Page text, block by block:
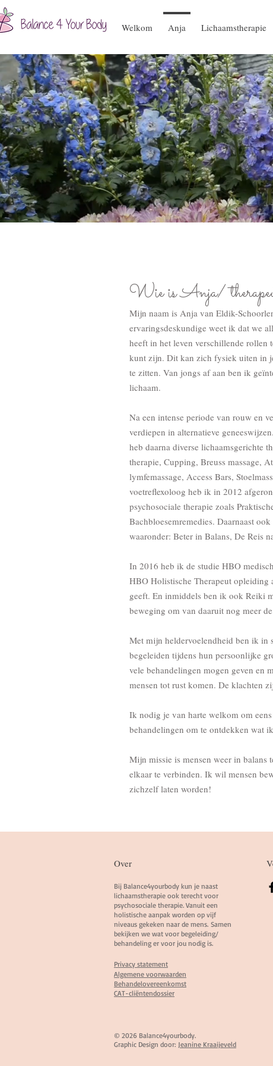
Welkom Anja Lichaamstherapie
Wie is Anja/
Mijn naam is Anja van Eldik-
ervaringsdeskundige weet ik dat we
heeft in het leven verschillende
kunt zijn. Dit kan zich fysiek uiten in
te zitten. Van jongs af aan ben ik
lichaam.
Na een intense periode van rouw en
verdiepen in alternatieve
heb daarna diverse lichaamsgerichte
therapie, Cupping, Breuss massage,
lymfemassage, Access Bars,
voetreflexoloog heb ik in 2012
psychosociale therapie zoals
Bachbloesemremedies. Daarnaast
waaronder: Beter in Balans, De Reis
In 2016 heb ik de studie HBO
HBO Holistische Therapeut
geeft. En inmiddels ben ik ook Reiki
beweging om van daaruit nog meer
Met mijn heldervoelendheid ben ik in
begeleiden tijdens hun persoonlijke
vele behandelingen mogen geven en
mensen tot rust komen. De klachten
Ik nodig je van harte welkom om
behandelingen om te ontdekken wat
Mijn missie is mensen weer in balans
elkaar te verbinden. Ik wil mensen
zichzelf laten worden!
Over
Bij Balance4yourbody kun je naast
lichaamstherapie ook terecht voor
psychosociale therapie. Vanuit een
holistische aanpak worden op vijf
niveaus gekeken naar de mens. Samen
bekijken we wat voor begeleiding/
behandeling er voor jou nodig is.
Privacy statement
Algemene voorwaarden
Behandelovereenkomst
CAT-cliëntendossier
© 2026 Balance4yourbody.
Graphic Design door: Jeanine Kraaijeveld